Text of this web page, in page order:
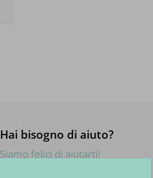
Hai bisogno di aiuto?
Siamo felici di aiutarti!